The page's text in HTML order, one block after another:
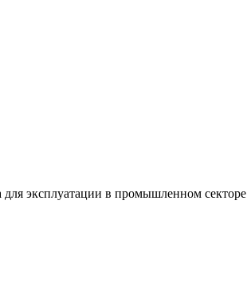
эксплуатации в промышленном секторе